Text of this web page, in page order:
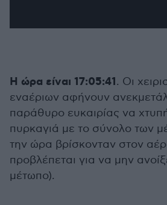
Η ώρα είναι 17:05:41. Οι
εναέριων αφήνουν
παράθυρο ευκαιρίας να
πυρκαγιά με το σύνολο των
την ώρα βρίσκονταν στον
προβλέπεται για να μην
μέτωπο).